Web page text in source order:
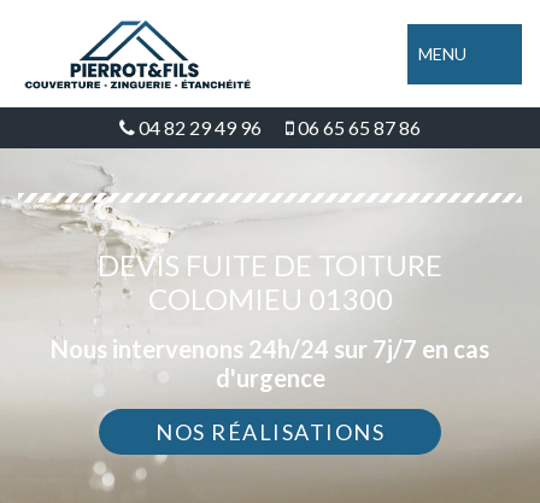
MENU
04 82 29 49 96 06 65 65 87 86
DEVIS FUITE DE TOITURE
COLOMIEU 01300
Nous intervenons 24h/24 sur 7j/7 en cas
d'urgence
NOS RÉALISATIONS